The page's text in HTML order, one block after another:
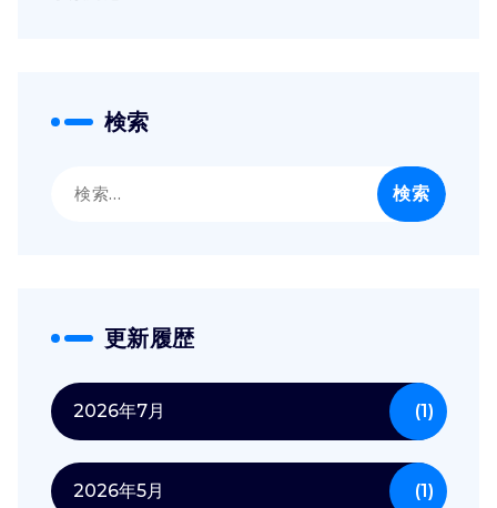
検索
更新履歴
2026年7月 (1)
2026年5月 (1)